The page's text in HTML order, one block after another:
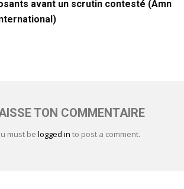
avant un scrutin contesté (Amn
TON COMMENTAIRE
must be logged in to post a comment.